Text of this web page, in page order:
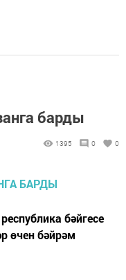
барды
1395 0 0
бәйгесе
өчен бәйрәм